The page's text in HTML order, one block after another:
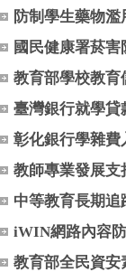
防制學生藥物濫
國民健康署菸害
教育部學校教育
臺灣銀行就學貸
彰化銀行學雜費
教師專業發展支
中等教育長期追
iWIN網路內容
教育部全民資安